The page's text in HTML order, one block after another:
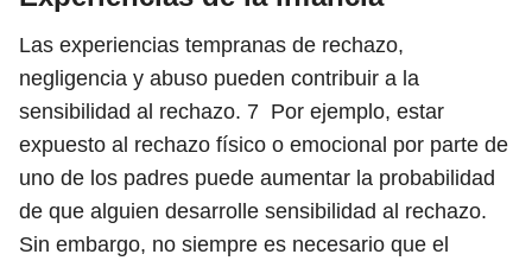
Las experiencias tempranas de rechazo,
negligencia y abuso pueden contribuir a la
sensibilidad al rechazo. 7 Por ejemplo, estar
expuesto al rechazo físico o emocional por parte de
uno de los padres puede aumentar la probabilidad
de que alguien desarrolle sensibilidad al rechazo.
Sin embargo, no siempre es necesario que el